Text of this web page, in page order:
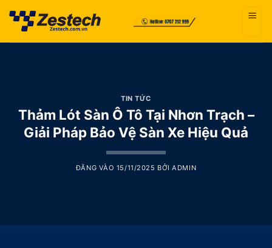
qua
TIN TỨC
Thảm Lót Sàn Ô Tô Tại Nhơn Trạch –
Giải Pháp Bảo Vệ Sàn Xe Hiệu Quả
ĐĂNG VÀO 15/11/2025 BỞIADMIN